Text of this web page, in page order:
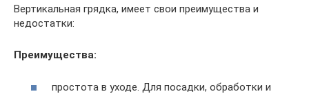
Вертикальная грядка, имеет свои преимущества и
недостатки:
Преимущества:
простота в уходе. Для посадки, обработки и